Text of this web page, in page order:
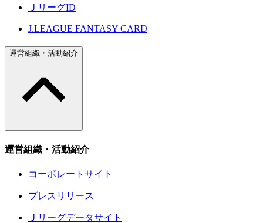
ＪリーグID
J.LEAGUE FANTASY CARD
運営組織・活動紹介
運営組織・活動紹介
コーポレートサイト
プレスリリース
Ｊリーグデータサイト